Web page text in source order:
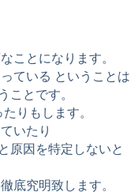
ことになります。
ている ということは
ことです。
りもします。
いたり
原因を特定しないと
底究明致します。